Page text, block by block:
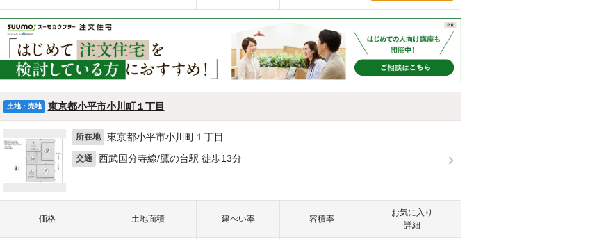
土地・売地 東京都小平市小川町１丁目
所在地 東京都小平市小川町１丁目
交通 西武国分寺線/鷹の台駅 徒歩13分
価格 土地面積 建ぺい率 容積率
お気に入り
詳細